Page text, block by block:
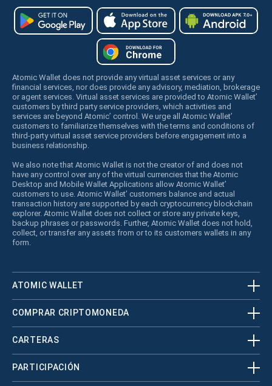
Atomic Wallet does not provide any virtual asset services or any
financial services, nor does provide any advisory, mediation, brokerage
or agent services. Virtual asset services are provided to Atomic Wallet’
customers by third party service providers, which activities and
services are beyond Atomic’ control. We urge all Atomic Wallet’
customers to familiarize themselves with the terms and conditions of
third-party virtual asset service providers before engagement into a
business relationship.
We also note that Atomic Wallet is not the creator of and does not
have any control over any of the virtual currencies that the Atomic
Desktop and Mobile Wallet Applications allow Atomic Wallet’
customers to use. Atomic Wallet’ customers balance and actual
transaction history are supported by each cryptocurrency blockchain
explorer. Atomic Wallet does not collect or store any private keys,
backup phrases or passwords. Further, Atomic Wallet does not hold,
collect, or transfer any assets from or to its customers wallets in any
form.
ATOMIC WALLET
COMPRAR CRIPTOMONEDA
CARTERAS
PARTICIPACIÓN